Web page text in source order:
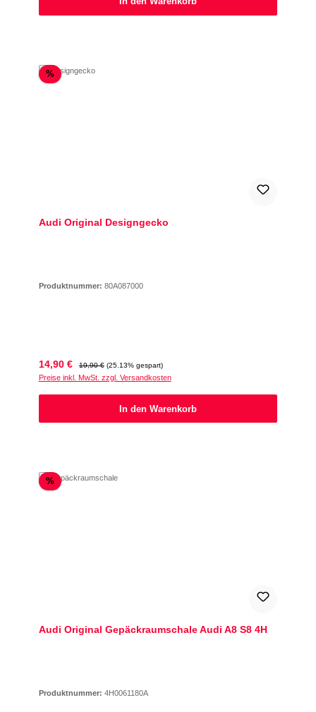
%Rabatt
Audi Original Designgecko
Produktnummer: 80A087000
Verkaufspreis:
14,90 € Regulärer Preis:
19,90 € (25.13% gespart)
Preise inkl. MwSt. zzgl. Versandkosten
In den Warenkorb
%Rabatt
Audi Original Gepäckraumschale Audi A8 S8 4H
Produktnummer: 4H0061180A